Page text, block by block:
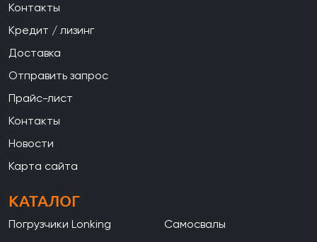
Контакты
Кредит / лизинг
Доставка
Отправить запрос
Прайс-лист
Контакты
Новости
Карта сайта
КАТАЛОГ
Погрузчики Lonking
Самосвалы